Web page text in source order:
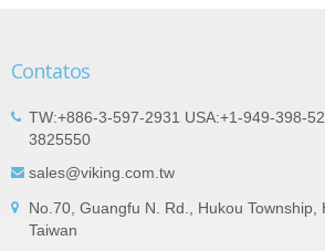
Contatos
TW:+886-3-597-2931 USA:+1-949-398-
3825550
sales@viking.com.tw
No.70, Guangfu N. Rd., Hukou Township,
Taiwan